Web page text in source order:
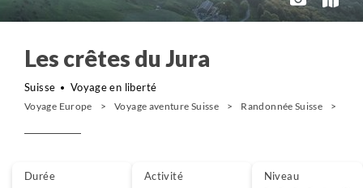
Les crêtes du Jura
Suisse Voyage en liberté
Voyage Europe Voyage aventure Suisse Randonnée Suisse
Durée Activité Niveau